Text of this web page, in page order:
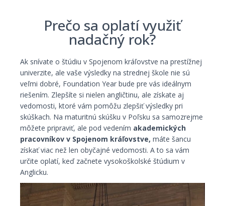
Prečo sa oplatí využiť
nadačný rok?
Ak snívate o štúdiu v Spojenom kráľovstve na prestížnej
univerzite, ale vaše výsledky na strednej škole nie sú
veľmi dobré, Foundation Year bude pre vás ideálnym
riešením. Zlepšíte si nielen angličtinu, ale získate aj
vedomosti, ktoré vám pomôžu zlepšiť výsledky pri
skúškach. Na maturitnú skúšku v Poľsku sa samozrejme
môžete pripraviť, ale pod vedením akademických
pracovníkov v Spojenom kráľovstve, máte šancu
získať viac než len obyčajné vedomosti. A to sa vám
určite oplatí, keď začnete vysokoškolské štúdium v
Anglicku.